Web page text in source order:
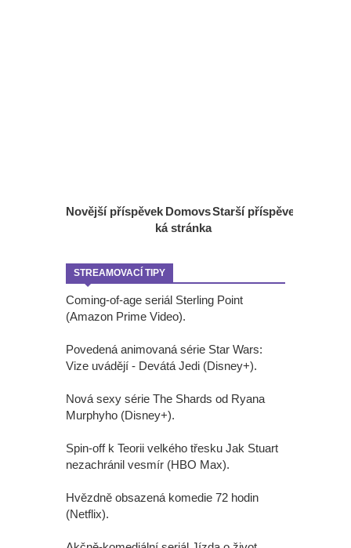
Novější příspěvek Starší příspěvek
Domovs
ká stránka
STREAMOVACÍ TIPY
Coming-of-age seriál Sterling Point
(Amazon Prime Video).
Povedená animovaná série Star Wars:
Vize uvádějí - Devátá Jedi (Disney+).
Nová sexy série The Shards od Ryana
Murphyho (Disney+).
Spin-off k Teorii velkého třesku Jak Stuart
nezachránil vesmír (HBO Max).
Hvězdně obsazená komedie 72 hodin
(Netflix).